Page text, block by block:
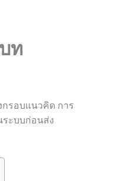
ท
รอบแนวคิด การ
ระบบก่อนส่ง